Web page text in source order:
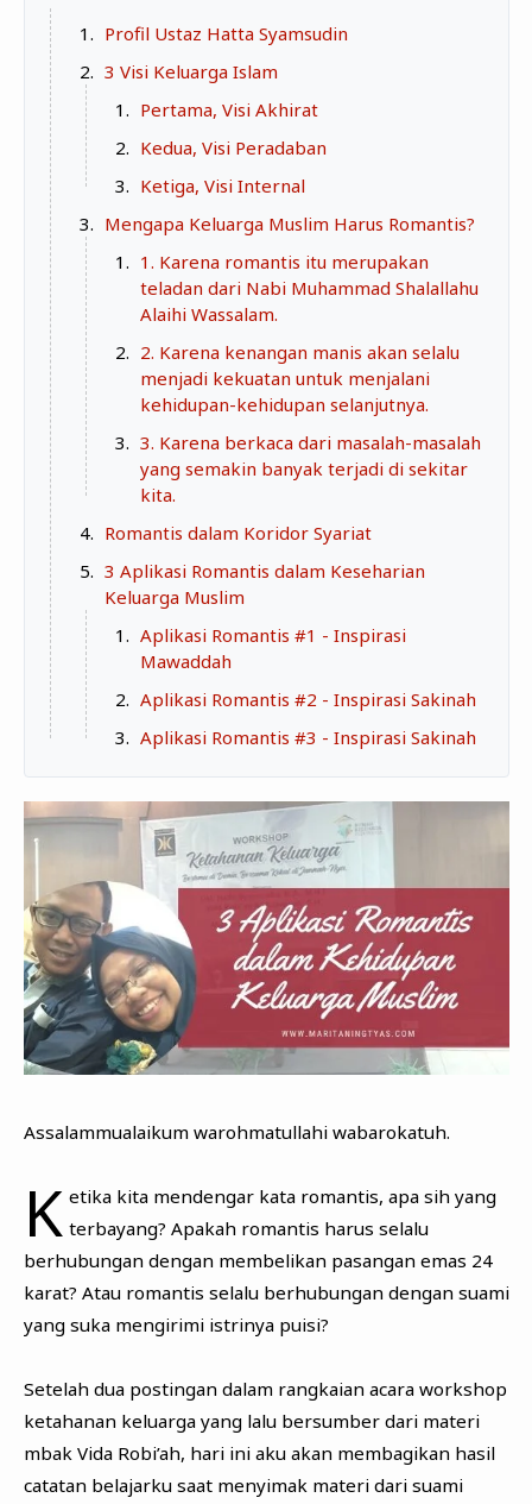
TeknOto
Soal Uang
Sudut Rumah
Blog&Write
Zona Curcol
Ngobrolin Film
Profil Ustaz Hatta Syamsudin
3 Visi Keluarga Islam
Pertama, Visi Akhirat
Kedua, Visi Peradaban
Ketiga, Visi Internal
Mengapa Keluarga Muslim Harus Romantis?
1. Karena romantis itu merupakan
teladan dari Nabi Muhammad Shalallahu
Alaihi Wassalam.
2. Karena kenangan manis akan selalu
menjadi kekuatan untuk menjalani
kehidupan-kehidupan selanjutnya.
3. Karena berkaca dari masalah-masalah
yang semakin banyak terjadi di sekitar
kita.
Romantis dalam Koridor Syariat
3 Aplikasi Romantis dalam Keseharian
Keluarga Muslim
Aplikasi Romantis #1 - Inspirasi
Mawaddah
Aplikasi Romantis #2 - Inspirasi Sakinah
Aplikasi Romantis #3 - Inspirasi Sakinah
Assalammualaikum warohmatullahi wabarokatuh.
K etika kita mendengar kata romantis, apa sih yang
terbayang? Apakah romantis harus selalu
berhubungan dengan membelikan pasangan emas 24
karat? Atau romantis selalu berhubungan dengan suami
yang suka mengirimi istrinya puisi?
Setelah dua postingan dalam rangkaian acara workshop
ketahanan keluarga yang lalu bersumber dari materi
mbak Vida Robi’ah, hari ini aku akan membagikan hasil
catatan belajarku saat menyimak materi dari suami